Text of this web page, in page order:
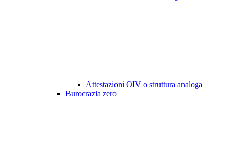
Attestazioni OIV o struttura analoga
Burocrazia zero